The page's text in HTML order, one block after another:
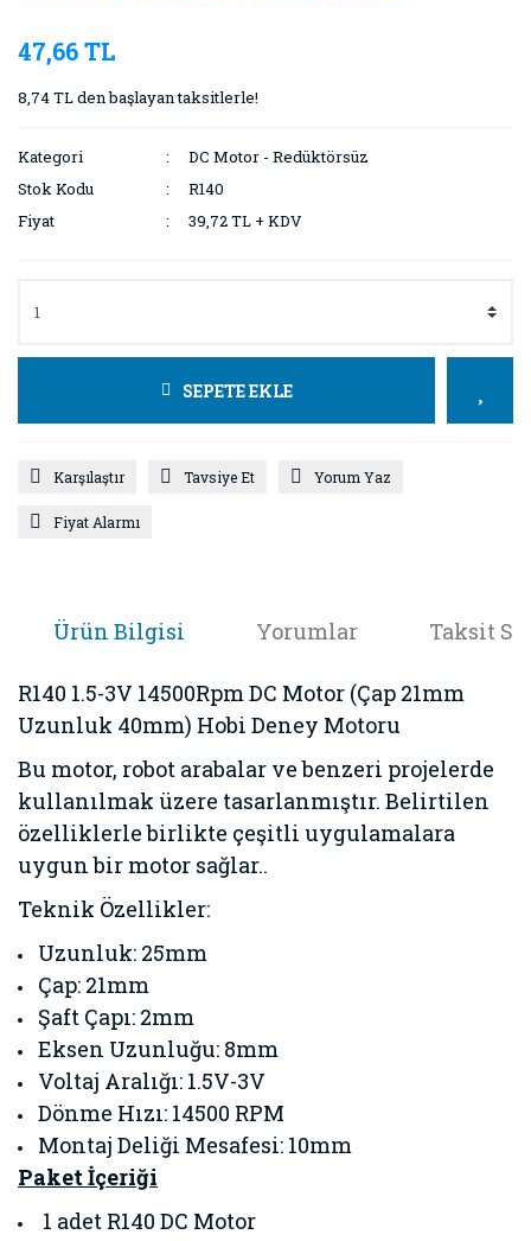
47,66 TL
8,74 TL den başlayan taksitlerle!
Kategori
DC Motor - Redüktörsüz
Stok Kodu
R140
Fiyat
39,72 TL + KDV
SEPETE EKLE
Karşılaştır Tavsiye Et Yorum Yaz
Fiyat Alarmı
Ürün Bilgisi Yorumlar Taksit
R140 1.5-3V 14500Rpm DC Motor (Çap 21mm
Uzunluk 40mm) Hobi Deney Motoru
Bu motor, robot arabalar ve benzeri projelerde
kullanılmak üzere tasarlanmıştır. Belirtilen
özelliklerle birlikte çeşitli uygulamalara
uygun bir motor sağlar..
Teknik Özellikler:
Uzunluk: 25mm
Çap: 21mm
Şaft Çapı: 2mm
Eksen Uzunluğu: 8mm
Voltaj Aralığı: 1.5V-3V
Dönme Hızı: 14500 RPM
Montaj Deliği Mesafesi: 10mm
Paket İçeriği
1 adet R140 DC Motor